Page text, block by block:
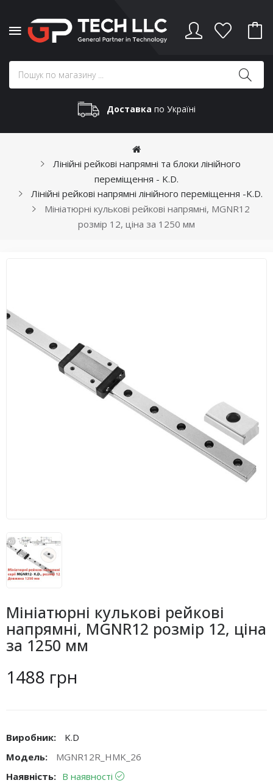
Доставка по Україні
Лінійні рейкові напрямні та блоки лінійного
переміщення - K.D.
Лінійні рейкові напрямні лінійного переміщення -K.D.
Мініатюрні кулькові рейкові напрямні, MGNR12
розмір 12, ціна за 1250 мм
Мініатюрні кулькові рейкові
напрямні, MGNR12 розмір 12, ціна
за 1250 мм
1488 грн
Виробник:
K.D
Модель:
MGNR12R_HMK_26
Наявність: В наявності